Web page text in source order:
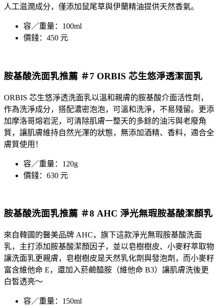
人工滋潤成分，僅添加鼠尾草與伊蘭精油提供天然香氣。
容／重量：100ml
價錢：450 元
胺基酸洗面乳推薦 ＃7 ORBIS 芯生悠淨透潔面乳
ORBIS 芯生悠淨透洗面乳以溫和親膚的胺基酸介面活性劑，
作為洗淨成分，搭配濃密泡泡，可溫和洗淨，不易殘留。更添
加摩洛哥熔岩泥，可清除肌膚一整天的多餘的油污與老廢角
質，讓肌膚維持自然光澤的狀態，無添加酒精、香料，適合全
膚質使用！
容／重量：120g
價錢：630 元
胺基酸洗面乳推薦 ＃8 AHC 淨光無瑕胺基酸潔顏乳
來自韓國的醫美品牌 AHC，旗下這款淨光無瑕胺基酸洗面
乳，主打添加胺基酸潔顏因子，並以皂樹樹皮、小麥籽萃取物
讓洗面乳更親膚，皂樹樹皮是天然乳化劑與發泡劑，而小麥籽
富含維他命 E，還加入菸鹼醯胺（維他命 B3）讓肌膚洗後更
白皙透亮～
容／重量：150ml